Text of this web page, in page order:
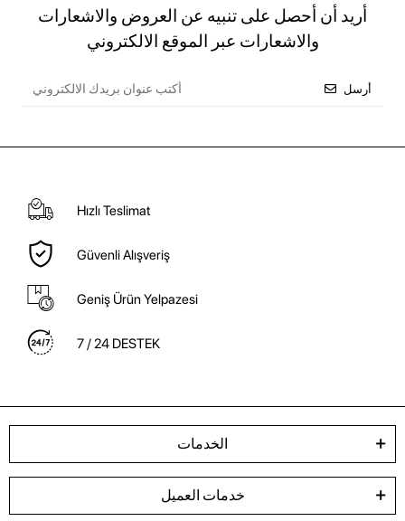
أريد أن أحصل على تنبيه عن العروض والاشعارات
والاشعارات عبر الموقع الالكتروني
أرسل
Hızlı Teslimat
Güvenli Alışveriş
Geniş Ürün Yelpazesi
7 / 24 DESTEK
الخدمات
خدمات العميل